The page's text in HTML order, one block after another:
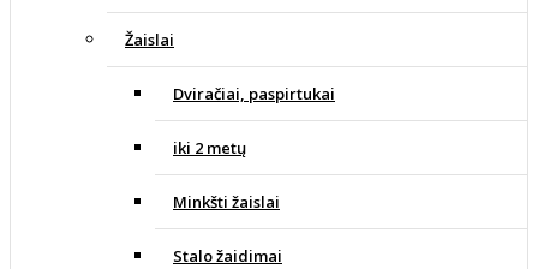
Žaislai
Dviračiai, paspirtukai
iki 2 metų
Minkšti žaislai
Stalo žaidimai